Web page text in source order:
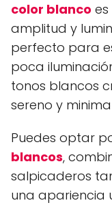
color blanco
amplitud y
perfecto para
poca
tonos blancos
sereno y
Puedes optar
blancos,
salpicaderos
una apariencia